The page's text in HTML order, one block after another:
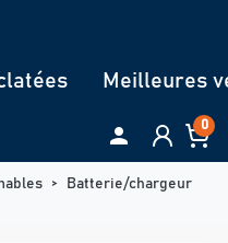
Meilleures
 0
Batterie/chargeur